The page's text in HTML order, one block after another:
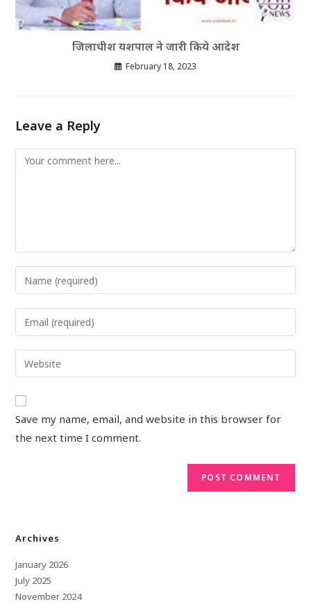
जिलाधीश यशपाल ने जारी किये आदेश
February 18, 2023
Leave a Reply
Save my name, email, and website in this browser for
the next time I comment.
Archives
January 2026
July 2025
November 2024